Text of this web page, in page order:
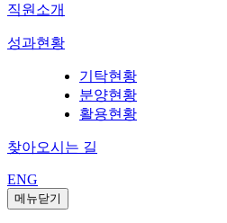
직원소개
성과현황
기탁현황
분양현황
활용현황
찾아오시는 길
ENG
메뉴닫기